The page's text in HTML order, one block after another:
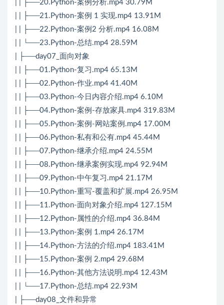
| | ├──20.Python-案例分析.mp4 30.79M
| | ├──21.Python-案例 1 实现.mp4 13.91M
| | ├──22.Python-案例2 分析.mp4 16.08M
| | └──23.Python-总结.mp4 28.59M
| ├──day07_面向对象
| | ├──01.Python-复习.mp4 65.13M
| | ├──02.Python-作业.mp4 41.40M
| | ├──03.Python-今日内容介绍.mp4 6.10M
| | ├──04.Python-案例-存放家具.mp4 319.83M
| | ├──05.Python-案例-网站案例.mp4 17.00M
| | ├──06.Python-私有和公有.mp4 45.44M
| | ├──07.Python-继承介绍.mp4 24.55M
| | ├──08.Python-继承案例实现.mp4 92.94M
| | ├──09.Python-中午复习.mp4 21.17M
| | ├──10.Python-重写-覆盖和扩展.mp4 26.95M
| | ├──11.Python-面向对象介绍.mp4 127.15M
| | ├──12.Python-属性的介绍.mp4 36.84M
| | ├──13.Python-案例 1.mp4 26.17M
| | ├──14.Python-方法的介绍.mp4 183.41M
| | ├──15.Python-案例 2.mp4 29.68M
| | ├──16.Python-其他方法说明.mp4 12.43M
| | └──17.Python-总结.mp4 22.93M
| ├──day08_文件和异常